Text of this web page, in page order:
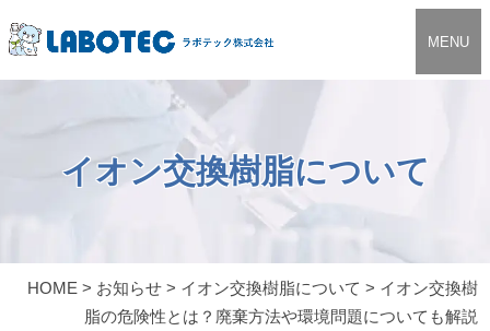
MENU
イオン交換樹脂について
HOME > お知らせ> イオン交換樹脂について > イオン交換樹
脂の危険性とは？廃棄方法や環境問題についても解説